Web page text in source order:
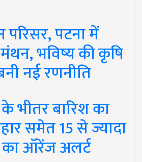
पटना में
भविष्य की कृषि
नई रणनीति
भीतर बारिश का
समेत 15 से ज्यादा
का ऑरेंज अलर्ट